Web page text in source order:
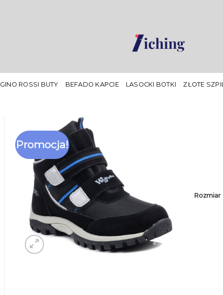
GINO ROSSI BUTY BEFADO KAPCIE LASOCKI BOTKI ZŁOTE
Promocja!
Rozmiar